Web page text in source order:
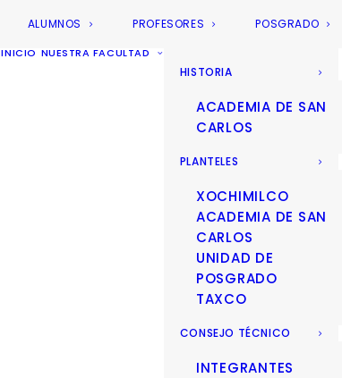
ALUMNOS PROFESORES POSGRADO
INICIO NUESTRA FACULTAD
HISTORIA
ACADEMIA DE SAN
CARLOS
PLANTELES
XOCHIMILCO
ACADEMIA DE SAN
CARLOS
UNIDAD DE
POSGRADO
TAXCO
CONSEJO TÉCNICO
INTEGRANTES